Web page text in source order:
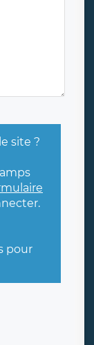
site ?
pour